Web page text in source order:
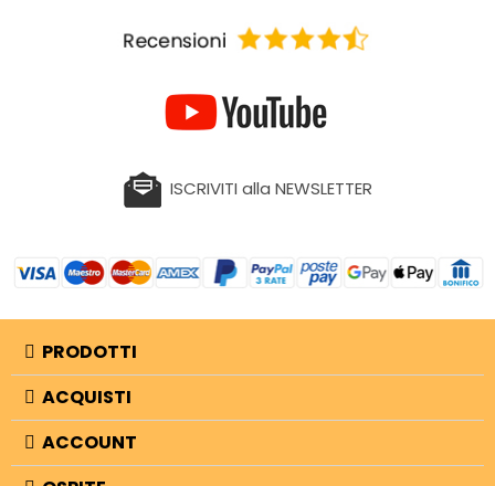
ISCRIVITI alla NEWSLETTER
PRODOTTI
ACQUISTI
ACCOUNT